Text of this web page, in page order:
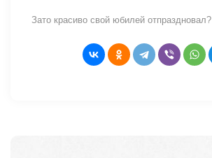
Зато красиво свой юбилей отпраздновал?